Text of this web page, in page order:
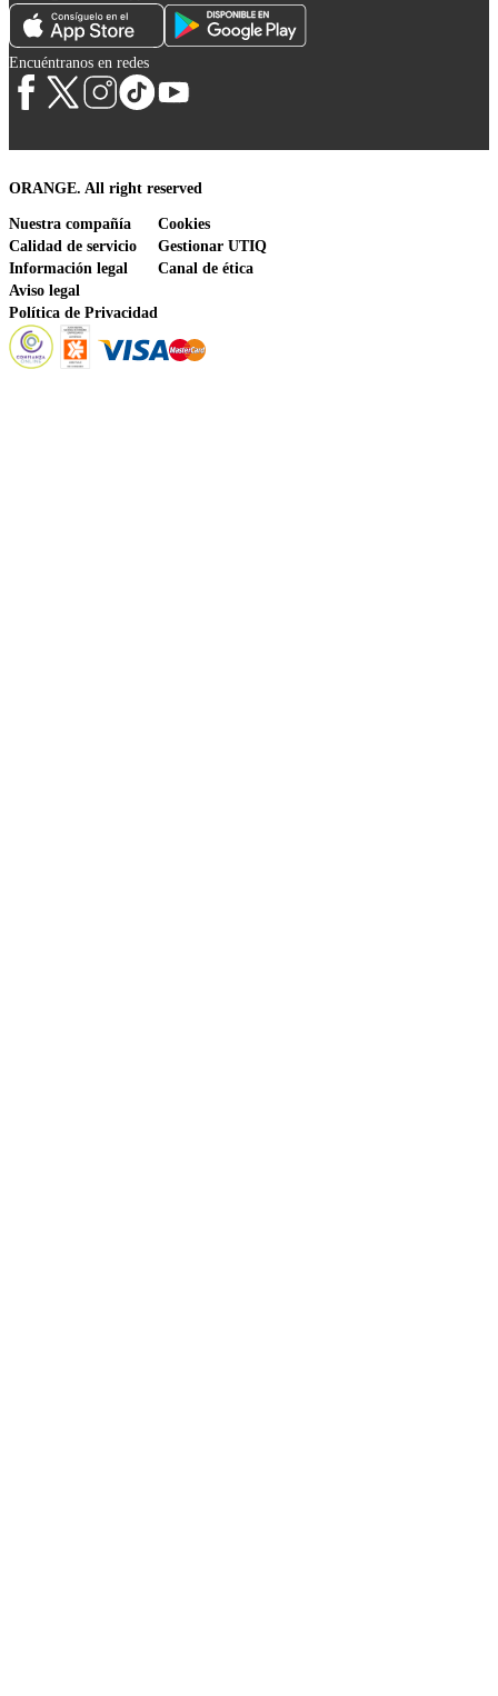
Encuéntranos en redes
ORANGE. All right reserved
Nuestra compañía
Calidad de servicio
Información legal
Aviso legal
Política de Privacidad
Cookies
Gestionar UTIQ
Canal de ética